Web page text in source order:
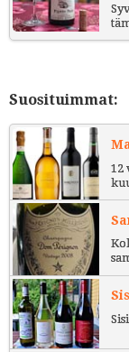
Suosituimmat:
12